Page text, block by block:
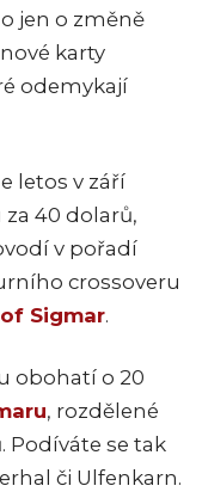
jen o změně
karty
odemykají
letos v září
40 dolarů,
v pořadí
crossoveru
Sigmar.
obohatí o 20
, rozdělené
Podíváte se tak
či Ulfenkarn.